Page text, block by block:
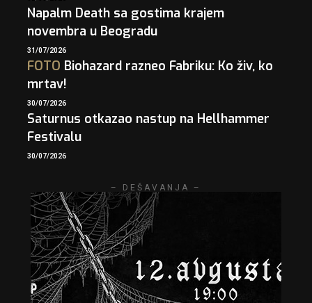
Napalm Death sa gostima krajem
novembra u Beogradu
31/07/2026
FOTO Biohazard razneo Fabriku: Ko živ, ko
mrtav!
30/07/2026
Saturnus otkazao nastup na Hellhammer
Festivalu
30/07/2026
– DEŠAVANJA –